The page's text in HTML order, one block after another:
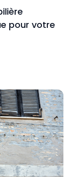
pour votre